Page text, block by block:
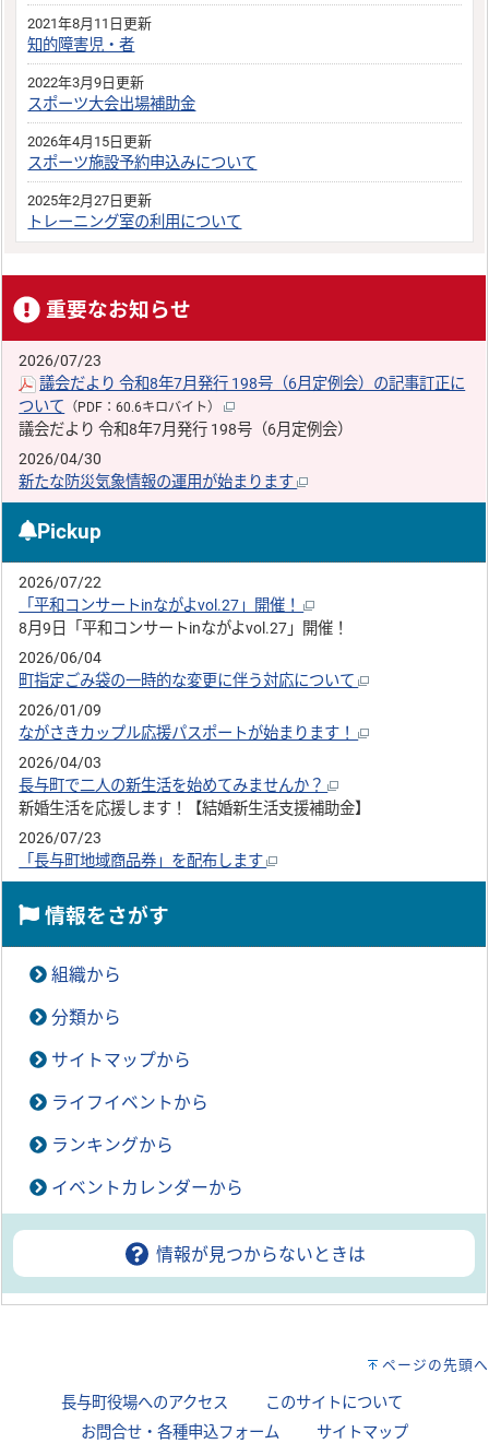
2021年8月11日更新
知的障害児・者
2022年3月9日更新
スポーツ大会出場補助金
2026年4月15日更新
スポーツ施設予約申込みについて
2025年2月27日更新
トレーニング室の利用について
重要なお知らせ
2026/07/23
議会だより 令和8年7月発行 198号（6月定例会）の記事訂正に
ついて （PDF：60.6キロバイト）
議会だより 令和8年7月発行 198号（6月定例会）
2026/04/30
新たな防災気象情報の運用が始まります
Pickup
2026/07/22
「平和コンサートinながよvol.27」開催！
8月9日「平和コンサートinながよvol.27」開催！
2026/06/04
町指定ごみ袋の一時的な変更に伴う対応について
2026/01/09
ながさきカップル応援パスポートが始まります！
2026/04/03
長与町で二人の新生活を始めてみませんか？
新婚生活を応援します！【結婚新生活支援補助金】
2026/07/23
「長与町地域商品券」を配布します
情報をさがす
組織から
分類から
サイトマップから
ライフイベントから
ランキングから
イベントカレンダーから
情報が見つからないときは
ページの先頭へ
長与町役場へのアクセス このサイトについて
お問合せ・各種申込フォーム
サイトマップ